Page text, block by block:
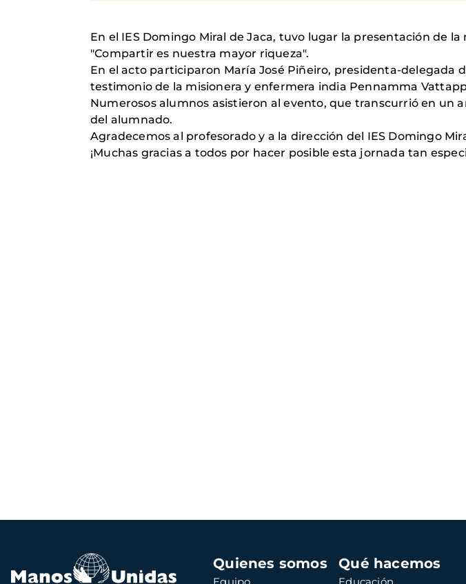
En el IES Domingo Miral de Jaca, tuvo lugar la presentación de
"Compartir es nuestra mayor riqueza".
En el acto participaron María José Piñeiro, presidenta-delegada
testimonio de la misionera y enfermera india Pennamma
Numerosos alumnos asistieron al evento, que transcurrió en
del alumnado.
Agradecemos al profesorado y a la dirección del IES Domingo
¡Muchas gracias a todos por hacer posible esta jornada tan
Navegación
principal
Quienes somos Qué hacemos